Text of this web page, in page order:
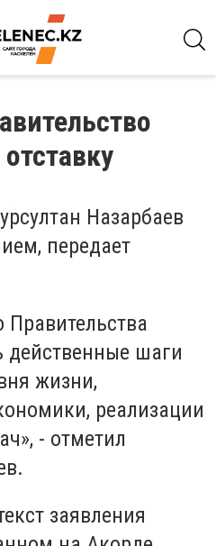
Назарбаев
передает
Правительства
действенные шаги
жизни,
реализации
- отметил
заявления